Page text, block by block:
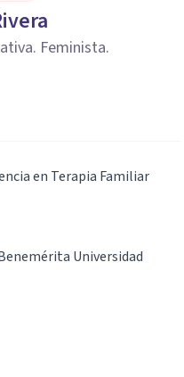
Feminista.
en Terapia Familiar
Universidad